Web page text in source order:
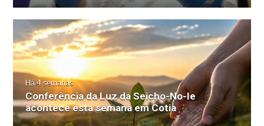
Há 4 semanas
Conferência da Luz da Seicho-No-Ie
acontece esta semana em Cotia